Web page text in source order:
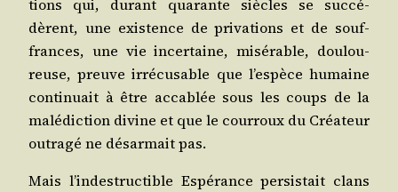
tions qui, durant qua­rante siècles se suc­cé­
dèrent, une exis­tence de pri­va­tions et de souf­
frances, une vie incer­taine, misé­rable, dou­lou­
reuse, preuve irré­cu­sable que l’espèce humaine
conti­nuait à être acca­blée sous les coups de la
malé­dic­tion divine et que le cour­roux du Créa­teur
outra­gé ne désar­mait pas.
Mais l’indestructible Espé­rance per­sis­tait clans